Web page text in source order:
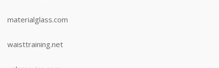
materialglass.com
waisttraining.net